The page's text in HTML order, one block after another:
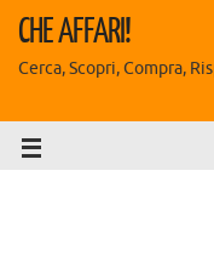
CHE AFFARI!
Cerca, Scopri, Compra,